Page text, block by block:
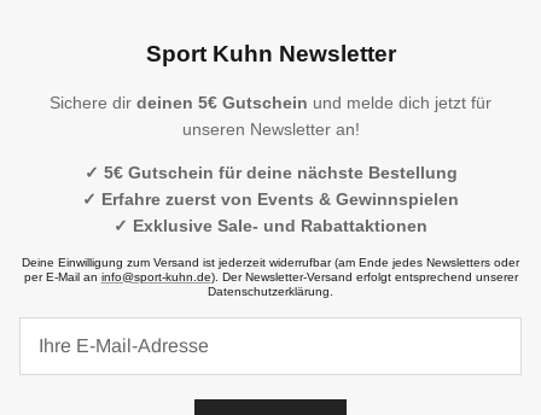
Sport Kuhn Newsletter
Sichere dir deinen 5€ Gutschein und melde dich jetzt für
unseren Newsletter an!
✓ 5€ Gutschein für deine nächste Bestellung
✓ Erfahre zuerst von Events & Gewinnspielen
✓ Exklusive Sale- und Rabattaktionen
Deine Einwilligung zum Versand ist jederzeit widerrufbar (am Ende jedes Newsletters oder
per E-Mail an info@sport-kuhn.de). Der Newsletter-Versand erfolgt entsprechend unserer
Datenschutzerklärung.